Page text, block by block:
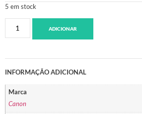
5 em stock
ADICIONAR
INFORMAÇÃO ADICIONAL
Marca
Canon